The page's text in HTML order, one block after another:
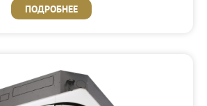
ПОДРОБНЕЕ